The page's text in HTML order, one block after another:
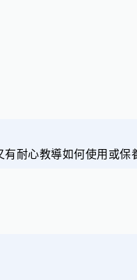
耐心教導如何使用或保